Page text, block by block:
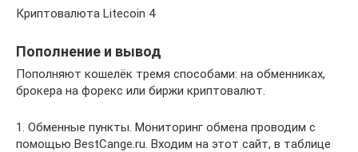
Криптовалюта Litecoin 4
Пополнение и вывод
Пополняют кошелёк тремя способами: на обменниках,
брокера на форекс или биржи криптовалют.
1. Обменные пункты. Мониторинг обмена проводим с
помощью BestCange.ru. Входим на этот сайт, в таблице